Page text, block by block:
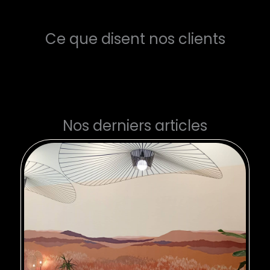
Ce que disent nos clients
Nos derniers articles